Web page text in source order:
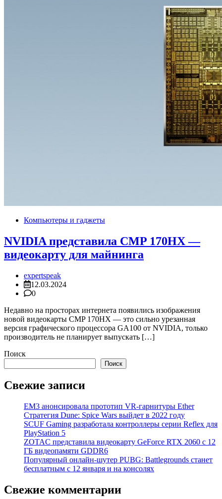
Компьютеры и гаджеты
NVIDIA представила CMP 170HX —
видеокарту для майнинга
expertspeak
12.03.2024
0
Недавно на просторах интернета появились изображения
новой видеокарты CMP 170HX — это сильно урезанная
версия графического процессора GA100 от NVIDIA, только
производитель не планирует выпускать […]
Поиск
Поиск
Свежие записи
EM3 анонсировала прототип VR-гарнитуры Ether
Стратегия Dune: Spice Wars выйдет в 2022 году
SCUF Gaming разработала контроллеры серии Reflex для
PlayStation 5
ZOTAC представила видеокарту GeForce RTX 2060 с 12
ГБ видеопамяти GDDR6
Популярный онлайн-шутер PUBG: Battlegrounds станет
бесплатным с 12 января и на консолях
Свежие комментарии